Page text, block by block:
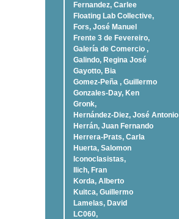
Fernandez, Carlee
Floating Lab Collective,
Fors, José Manuel
Frente 3 de Fevereiro,
Galería de Comercio ,
Galindo, Regina José
Gayotto, Bia
Gomez-Peña , Guillermo
Gonzales-Day, Ken
Gronk,
Hernández-Diez, José Antonio
Herrán, Juan Fernando
Herrera-Prats, Carla
Huerta, Salomon
Iconoclasistas,
Ilich, Fran
Korda, Alberto
Kuitca, Guillermo
Lamelas, David
LC060,